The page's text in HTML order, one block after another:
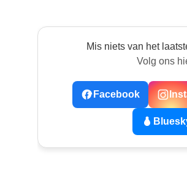
Mis niets van het
Volg ons
Facebook